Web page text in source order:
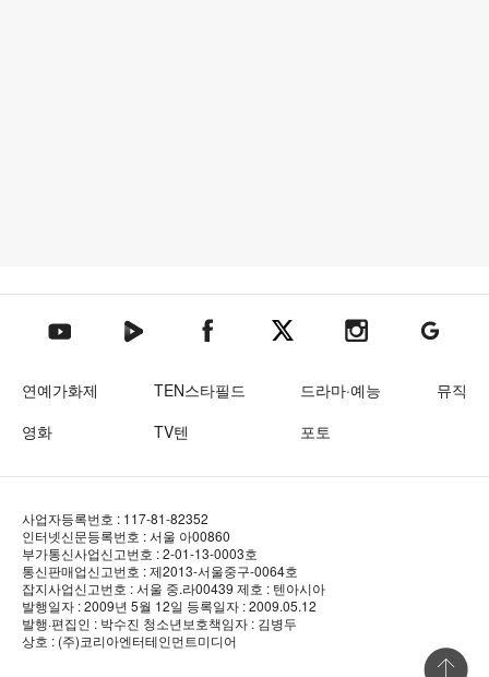
텐아시아 유튜브텐아시아 네이버TV텐아시아 페이스북텐아시아 엑스텐아시아 인스타그램
텐아시아
연예가화제 TEN스타필드 드라마·예능
뮤직
영화
TV텐 포토
사업자등록번호 : 117-81-82352
인터넷신문등록번호 : 서울 아00860
부가통신사업신고번호 : 2-01-13-0003호
통신판매업신고번호 : 제2013-서울중구-0064호
잡지사업신고번호 : 서울 중.라00439 제호 : 텐아시아
발행일자 : 2009년 5월 12일 등록일자 : 2009.05.12
발행·편집인 : 박수진 청소년보호책임자 : 김병두
상호 : (주)코리아엔터테인먼트미디어
상단 바로